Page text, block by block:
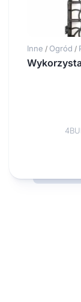
Inne / Ogród /